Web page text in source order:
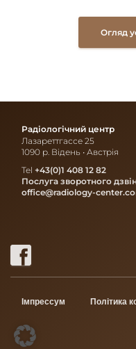
Огляд
Радіологічний центр
Лазареттгассе 25
1090 р. Відень • Австрія
Tel +43(0)1 408 12 82
Послуга зворотного
office@radiology-
Імпрессум Політика